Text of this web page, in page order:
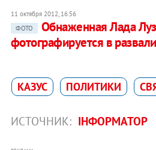
11 октября 2012, 16:56
ФОТО
Обнаженная Лада
фотографируется в
КАЗУС ПОЛИТИКИ
ИСТОЧНИК: ІНФОРМАТОР